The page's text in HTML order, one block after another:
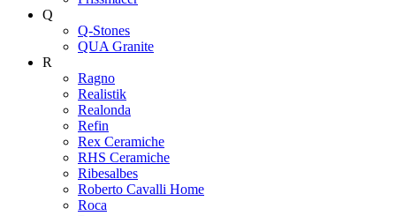
Q
Q-Stones
QUA Granite
R
Ragno
Realistik
Realonda
Refin
Rex Ceramiche
RHS Ceramiche
Ribesalbes
Roberto Cavalli Home
Roca